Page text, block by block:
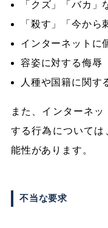
「クズ」「バカ
「殺す」「今か
インターネットに
容姿に対する侮辱
人種や国籍に関
また、インターネ
する行為について
能性があります。
不当な要求